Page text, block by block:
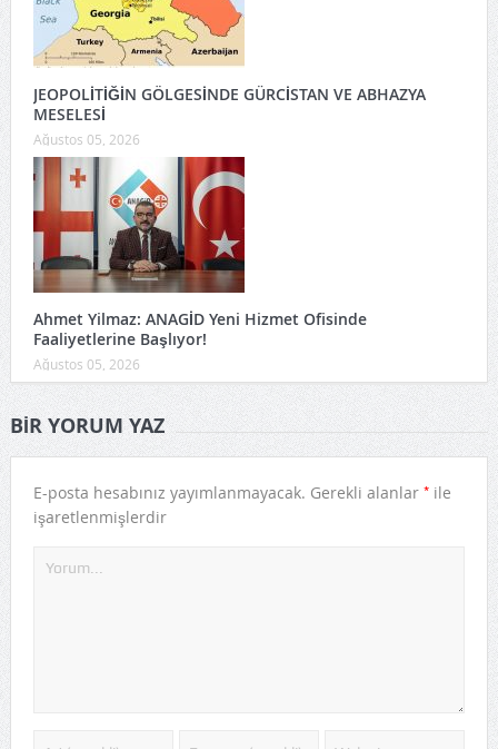
JEOPOLİTİĞİN GÖLGESİNDE GÜRCİSTAN VE ABHAZYA
MESELESİ
Ağustos 05, 2026
Ahmet Yilmaz: ANAGİD Yeni Hizmet Ofisinde
Faaliyetlerine Başlıyor!
Ağustos 05, 2026
BIR YORUM YAZ
E-posta hesabınız yayımlanmayacak. Gerekli alanlar *ile
işaretlenmişlerdir